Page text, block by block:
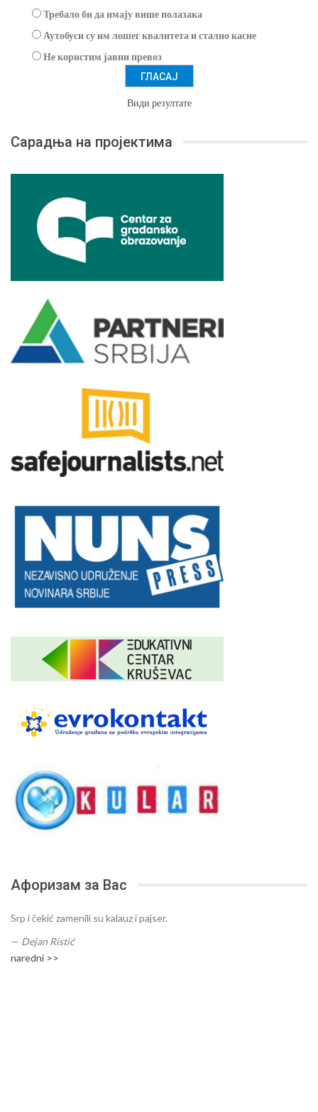
Требало би да имају више полазака
Аутобуси су им лошег квалитета и стално касне
Не користим јавни превоз
Види резултате
Сарадња на пројектима
Афоризам за Вас
Srp i čekić zamenili su kalauz i pajser.
— Dejan Ristić
naredni >>